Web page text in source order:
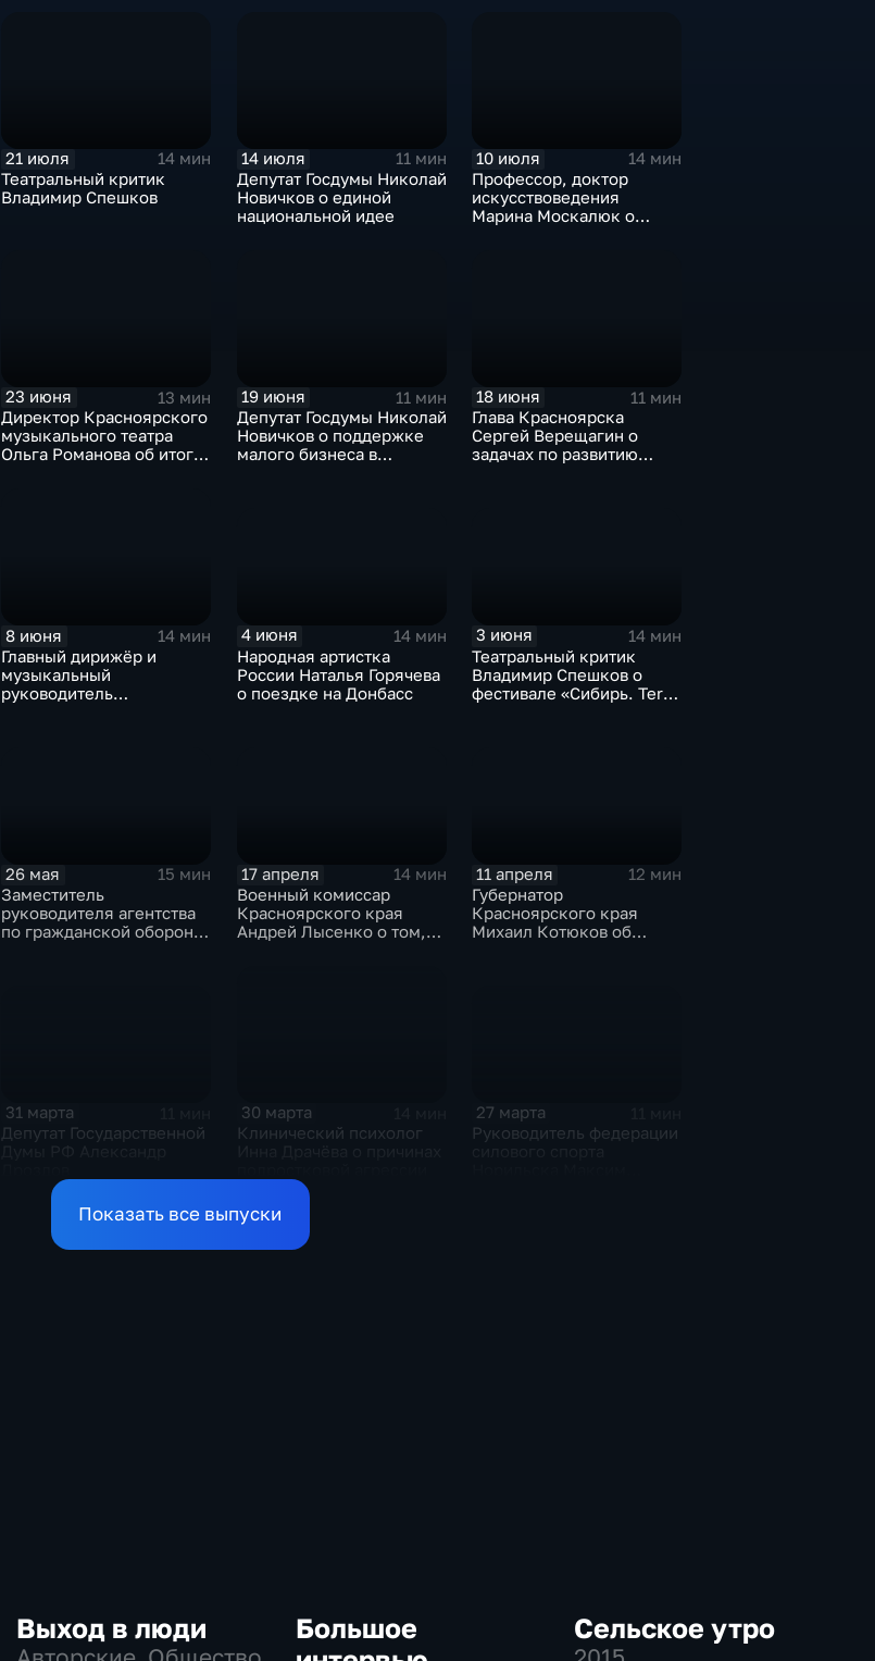
21 июля
14 мин
Театральный критик
Владимир Спешков
14 июля
11 мин
Депутат Госдумы Николай
Новичков о единой
национальной идее
10 июля
14 мин
Профессор, доктор
искусствоведения
Марина Москалюк о
23 июня
13 мин
Директор Красноярского
музыкального театра
Ольга Романова об итогах
19 июня
11 мин
Депутат Госдумы Николай
Новичков о поддержке
малого бизнеса в
18 июня
11 мин
Глава Красноярска
Сергей Верещагин о
задачах по развитию
8 июня
14 мин
Главный дирижёр и
музыкальный
руководитель
4 июня
14 мин
Народная артистка
России Наталья Горячева
о поездке на Донбасс
3 июня
14 мин
Театральный критик
Владимир Спешков о
фестивале «Сибирь. Terra
26 мая
15 мин
Заместитель
руководителя агентства
по гражданской обороне,
17 апреля
14 мин
Военный комиссар
Красноярского края
Андрей Лысенко о том,
11 апреля
12 мин
Губернатор
Красноярского края
Михаил Котюков об
31 марта
Депутат Государственной
30 марта
Клинический психолог
27 марта
Руководитель федерации
Показать все выпуски
Выход в люди
Большое
Сельское утро